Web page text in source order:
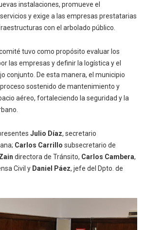
instalaciones, promueve el
y exige a las empresas prestatarias
con el arbolado público.
tuvo como propósito evaluar los
las empresas y definir la logística y el
conjunto. De esta manera, el municipio
sostenido de mantenimiento y
aéreo, fortaleciendo la seguridad y la
Julio Díaz, secretario
Carlos Carrillo subsecretario de
directora de Tránsito, Carlos Cambera,
Civil y Daniel Páez, jefe del Dpto. de